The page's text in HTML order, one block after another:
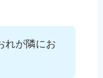
れが隣にお